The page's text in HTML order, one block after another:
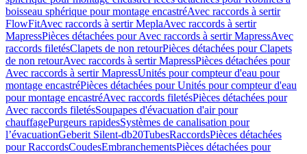
boisseau sphérique pour montage encastréAvec raccords à sertir
FlowFitAvec raccords à sertir MeplaAvec raccords à sertir
MapressPièces détachées pour Avec raccords à sertir MapressAvec
raccords filetésClapets de non retourPièces détachées pour Clapets
de non retourAvec raccords à sertir MapressPièces détachées pour
Avec raccords à sertir MapressUnités pour compteur d'eau pour
montage encastréPièces détachées pour Unités pour compteur d'eau
pour montage encastréAvec raccords filetésPièces détachées pour
Avec raccords filetésSoupapes d'évacuation d'air pour
chauffagePurgeurs rapidesSystèmes de canalisation pour
l’évacuationGeberit Silent-db20TubesRaccordsPièces détachées
pour RaccordsCoudesEmbranchementsPièces détachées pour